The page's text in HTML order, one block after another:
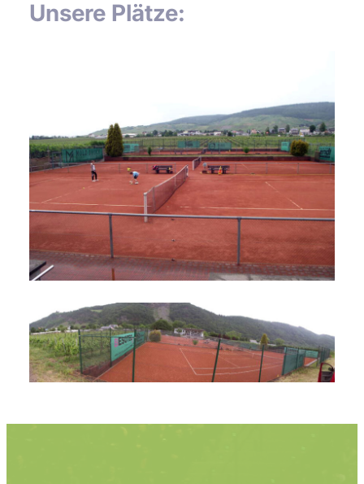
Unsere Plätze: